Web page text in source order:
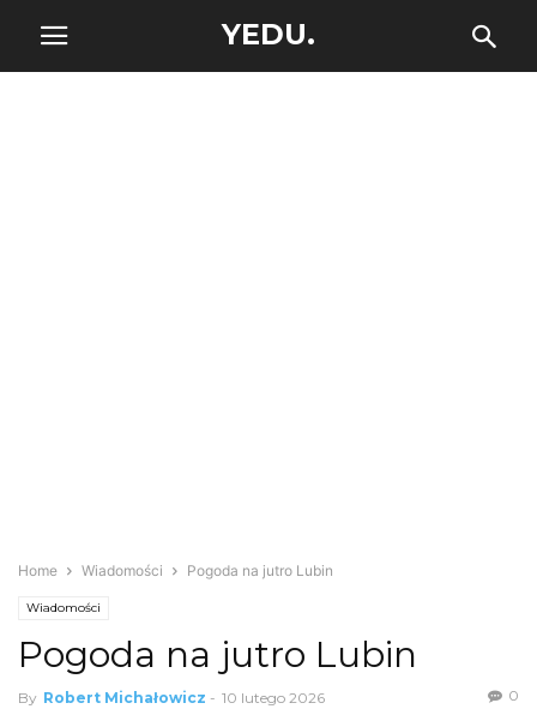
YEDU.
Home Wiadomości Pogoda na jutro Lubin
Wiadomości
Pogoda na jutro Lubin
By Robert Michałowicz - 10 lutego 2026 0